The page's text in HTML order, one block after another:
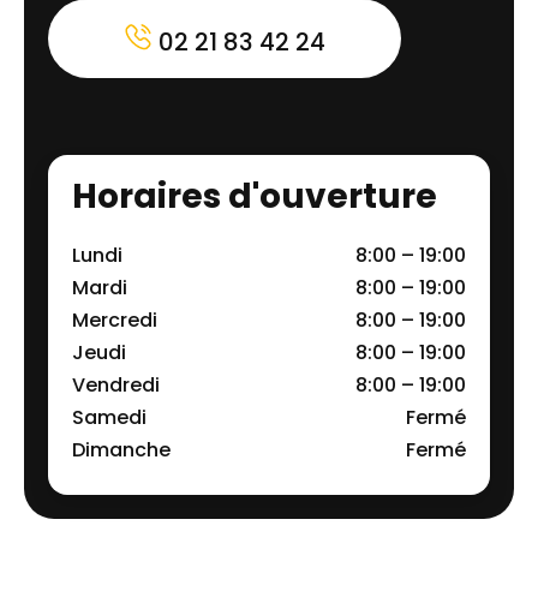
02 21 83 42 24
Horaires d'ouverture
Lundi
8:00 – 19:00
Mardi
8:00 – 19:00
Mercredi
8:00 – 19:00
Jeudi
8:00 – 19:00
Vendredi
8:00 – 19:00
Samedi
Fermé
Dimanche
Fermé